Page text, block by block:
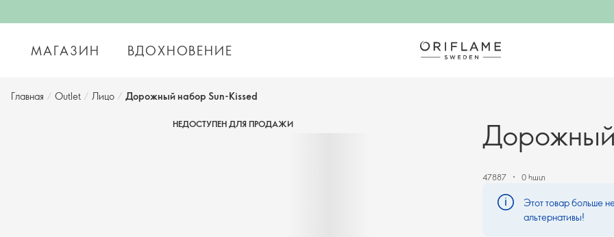
МАГАЗИН ВДОХНОВЕНИЕ
Главная / Outlet / Лицо / Дорожный набор Sun-Kissed
НЕДОСТУПЕН ДЛЯ ПРОДАЖИ
47887 0 հատ
Этот товар больше
альтернативы!